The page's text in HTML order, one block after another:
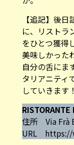
【追記】後
に、リストラ
をひとつ獲得
美味しかった
自分の舌にま
タリアニティ
していきます！
RISTORANTE
住所 Via Frà
URL